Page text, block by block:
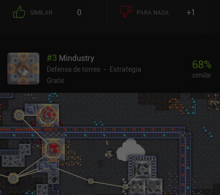
SIMILAR 0 PARA NADA +1
#3 Mindustry
Defensa de torres
Estrategia
Gratis
68%
similar